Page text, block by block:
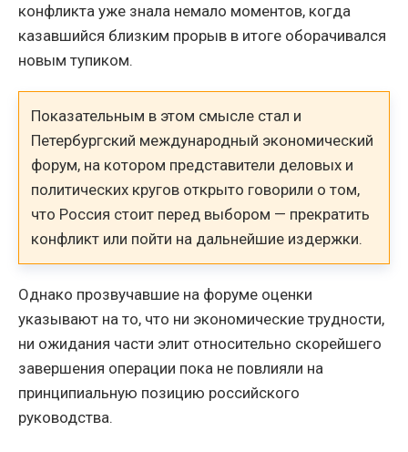
конфликта уже знала немало моментов, когда
казавшийся близким прорыв в итоге оборачивался
новым тупиком.
Показательным в этом смысле стал и
Петербургский международный экономический
форум, на котором представители деловых и
политических кругов открыто говорили о том,
что Россия стоит перед выбором — прекратить
конфликт или пойти на дальнейшие издержки.
Однако прозвучавшие на форуме оценки
указывают на то, что ни экономические трудности,
ни ожидания части элит относительно скорейшего
завершения операции пока не повлияли на
принципиальную позицию российского
руководства.